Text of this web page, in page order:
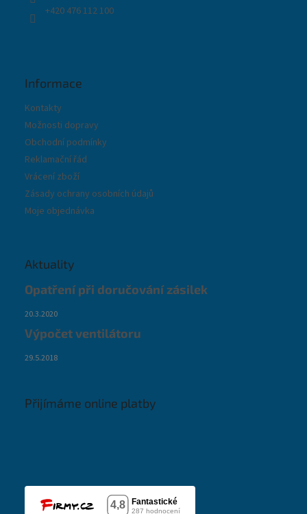
+420 476 112 100
Informace
Kontakty
Možnosti dopravy
Obchodní podmínky
Reklamační řád
Vrácení zboží
Zásady ochrany osobních údajů
Moje objednávka
Aktuality
Opatření při doručování zásilek
20.3.2020
Výpočet ventilátoru
29.5.2018
Přijímáme online platby